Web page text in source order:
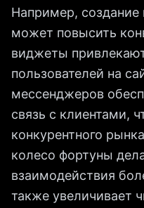
Например, создание
может повысить
виджеты
пользователей на
мессенджеров
связь с клиентами,
конкурентного
колесо фортуны
взаимодействия
также увеличивает